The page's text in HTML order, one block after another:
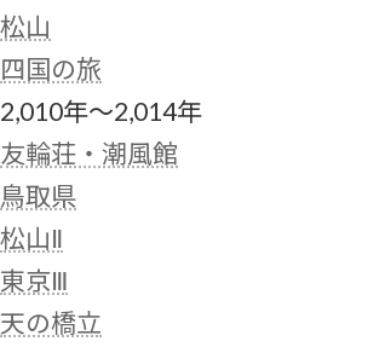
松山
四国の旅
2,010年～2,014年
友輪荘・潮風館
鳥取県
松山Ⅱ
東京Ⅲ
天の橋立